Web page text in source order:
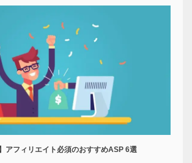
アフィリエイト必須のおすすめASP 6選